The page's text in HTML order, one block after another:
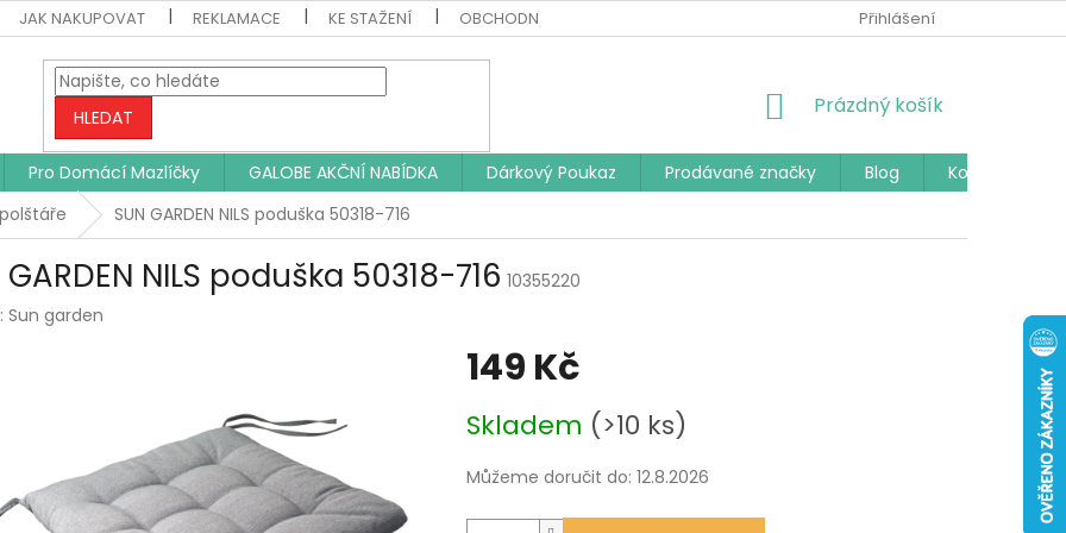
JAK NAKUPOVAT REKLAMACE KE STAŽENÍ OBCHODNÍ PODMÍNKY PODMÍNKY OCHRANY OSOBNÍCH ÚDAJŮ
Přihlášení
HLEDAT
NÁKUPNÍ
Prázdný košík
Pro Domácí Mazlíčky GALOBE AKČNÍ NABÍDKA Dárkový Poukaz Prodávané značky Blog
Kontakty
SUN GARDEN NILS poduška 50318-716
GARDEN NILS poduška 50318-716 10355220
Sun garden
149 Kč
cena:
Skladem (>10 ks)
Můžeme doručit do: 12.8.2026